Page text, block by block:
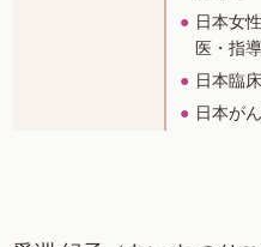
日本女
医・指
日本臨
日本が